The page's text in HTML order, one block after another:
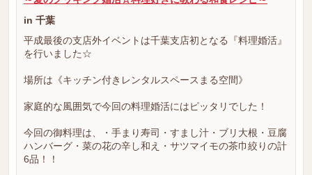
in 千葉
平成最後の支店外イベントは千葉支店初となる『料理婚活』
を行いました☆
場所は《キッチン付きレンタルスペースまる空間》
家庭的な風囲気で今回の料理婚活にはピッタリでした！
今回の御料理は、・手まり寿司・すまし汁・ブリ大根・豆腐
ハンバーグ・菜の花の辛し和え・サツマイモの茶巾絞りの計
6品！！